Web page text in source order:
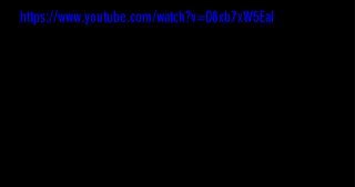
https://www.youtube.com/watch?v=O8xb7xW5EaI